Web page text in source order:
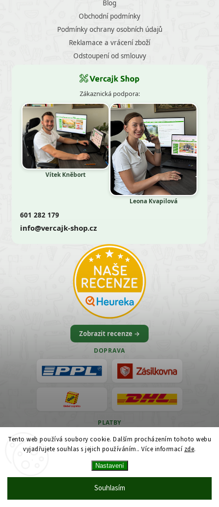
Tento web používá soubory cookie. Dalším procházením tohoto webu
vyjadřujete souhlas s jejich používáním.. Více informací zde.
Nastavení
Souhlasím
Blog
Obchodní podmínky
Podmínky ochrany osobních údajů
Reklamace a vrácení zboží
Odstoupení od smlouvy
Zákaznická podpora:
Vítek Kněbort
Leona Kvapilová
601 282 179
info@vercajk-shop.cz
Zobrazit recenze →
DOPRAVA
PLATBY
VISA
© 2026 Vercajk Shop — Profi dílenské nářadí